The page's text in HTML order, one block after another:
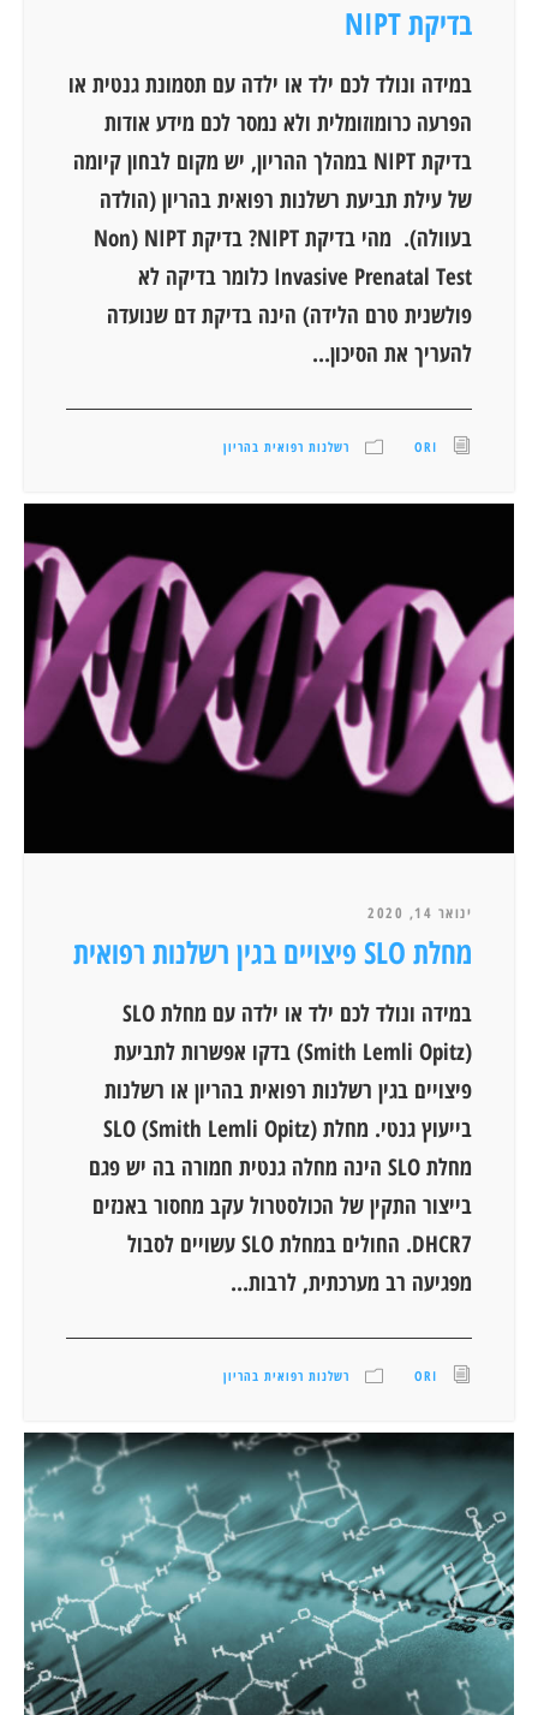
בדיקת NIPT
במידה ונולד לכם ילד או ילדה עם תסמונת גנטית או
הפרעה כרומוזומלית ולא נמסר לכם מידע אודות
בדיקת NIPT במהלך ההריון, יש מקום לבחון קיומה
של עילת תביעת רשלנות רפואית בהריון (הולדה
בעוולה). מהי בדיקת NIPT? בדיקת NIPT (Non
Invasive Prenatal Test כלומר בדיקה לא
פולשנית טרם הלידה) הינה בדיקת דם שנועדה
להעריך את הסיכון...
ORI רשלנות רפואית בהריון
ינואר 14, 2020
מחלת SLO פיצויים בגין רשלנות רפואית
במידה ונולד לכם ילד או ילדה עם מחלת SLO
(Smith Lemli Opitz) בדקו אפשרות לתביעת
פיצויים בגין רשלנות רפואית בהריון או רשלנות
בייעוץ גנטי. מחלת SLO (Smith Lemli Opitz)
מחלת SLO הינה מחלה גנטית חמורה בה יש פגם
בייצור התקין של הכולסטרול עקב מחסור באנזים
DHCR7. החולים במחלת SLO עשויים לסבול
מפגיעה רב מערכתית, לרבות...
ORI רשלנות רפואית בהריון